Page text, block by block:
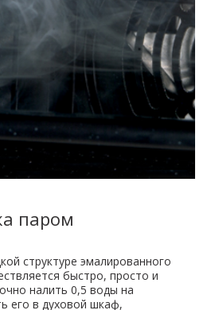
паром
структуре эмалированного
быстро, просто и
налить 0,5 воды на
его в духовой шкаф,